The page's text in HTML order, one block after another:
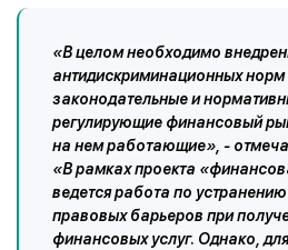
«В целом необходимо
антидискриминационных
законодательные и
регулирующие финансовый
на нем работающие», -
«В рамках проекта
ведется работа по
правовых барьеров при
финансовых услуг. Однако,